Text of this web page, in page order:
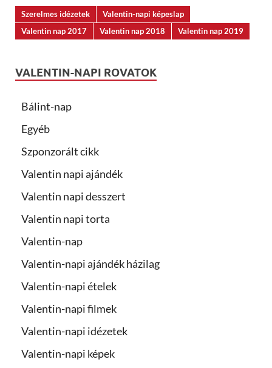
Szerelmes idézetek
Valentin-napi képeslap
Valentin nap 2017
Valentin nap 2018 Valentin nap 2019
VALENTIN-NAPI ROVATOK
Bálint-nap
Egyéb
Szponzorált cikk
Valentin napi ajándék
Valentin napi desszert
Valentin napi torta
Valentin-nap
Valentin-napi ajándék házilag
Valentin-napi ételek
Valentin-napi filmek
Valentin-napi idézetek
Valentin-napi képek